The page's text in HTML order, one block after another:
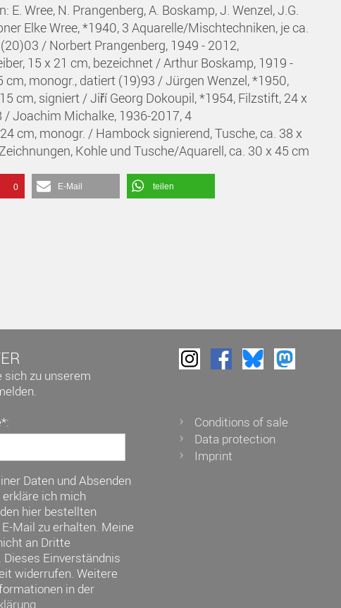
Wree, N. Prangenberg, A. Boskamp, J. Wenzel, J.G.
Elke Wree, *1940, 3 Aquarelle/Mischtechniken, je ca.
/ Norbert Prangenberg, 1949 - 2012,
15 x 21 cm, bezeichnet / Arthur Boskamp, 1919 -
cm, monogr., datiert (19)93 / Jürgen Wenzel, *1950,
cm, signiert / Jiří Georg Dokoupil, *1954, Filzstift, 24 x
Joachim Michalke, 1936-2017, 4
cm, monogr. / Hambock signierend, Tusche, ca. 38 x
Kohle und Tusche/Aquarell, ca. 30 x 45 cm
0 E-Mail teilen
sich zu unserem
Daten und Absenden
ich mich
hier bestellten
Mail zu erhalten. Meine
an Dritte
Einverständnis
widerrufen. Weitere
in der
Conditions of sale
Data protection
Imprint